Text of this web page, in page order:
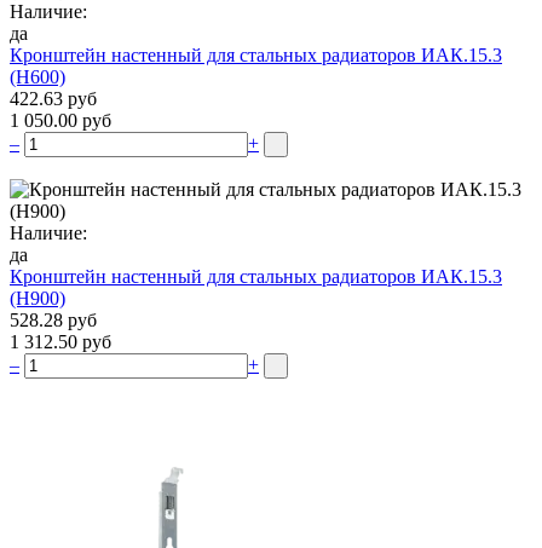
Наличие:
да
Кронштейн настенный для стальных радиаторов ИАК.15.3
(H600)
422.63 руб
1 050.00 руб
–
+
Наличие:
да
Кронштейн настенный для стальных радиаторов ИАК.15.3
(H900)
528.28 руб
1 312.50 руб
–
+